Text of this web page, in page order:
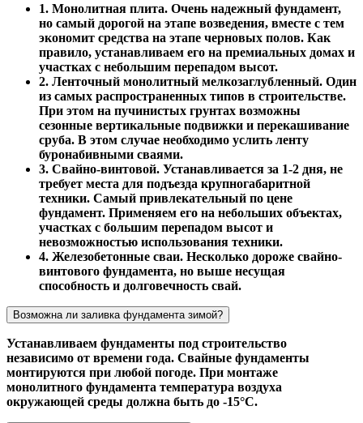
1. Монолитная плита. Очень надежный фундамент,
но самый дорогой на этапе возведения, вместе с тем
экономит средства на этапе черновых полов. Как
правило, устанавливаем его на премиальных домах и
участках с небольшим перепадом высот.
2. Ленточный монолитный мелкозаглубленный. Один
из самых распространенных типов в строительстве.
При этом на пучинистых грунтах возможны
сезонные вертикальные подвижки и перекашивание
сруба. В этом случае необходимо услить ленту
буронабивными сваями.
3. Свайно-винтовой. Устанавливается за 1-2 дня, не
требует места для подъезда крупногабаритной
техники. Самый привлекательный по цене
фундамент. Применяем его на небольших объектах,
участках с большим перепадом высот и
невозможностью использования техники.
4. Железобетонные сваи. Несколько дороже свайно-
винтового фундамента, но выше несущая
способность и долговечность свай.
Возможна ли заливка фундамента зимой?
Устанавливаем фундаменты под строительство
независимо от времени года. Свайные фундаменты
монтируются при любой погоде. При монтаже
монолитного фундамента температура воздуха
окружающей среды должна быть до -15°С.